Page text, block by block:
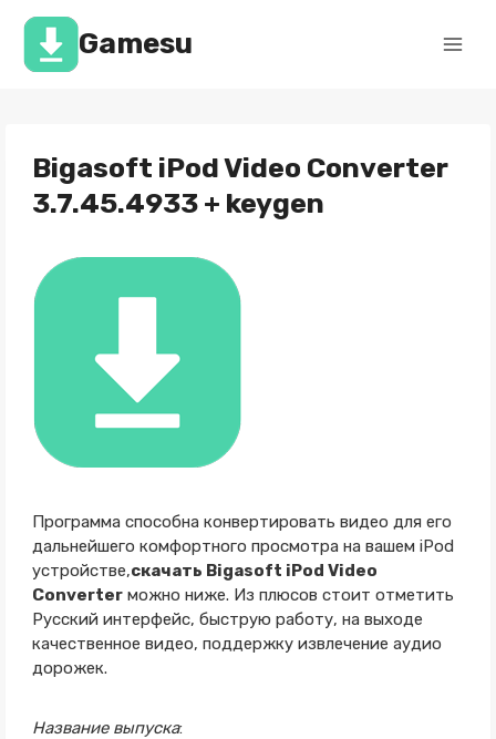
Перейти
содержимомуGamesu
Bigasoft iPod Video Converter
3.7.45.4933 + keygen
Программа способна конвертировать видео для его
дальнейшего комфортного просмотра на вашем iPod
устройстве,скачать Bigasoft iPod Video
Converterможно ниже. Из плюсов стоит отметить
Русский интерфейс, быструю работу, на выходе
качественное видео, поддержку извлечение аудио
дорожек.
Название выпуска: